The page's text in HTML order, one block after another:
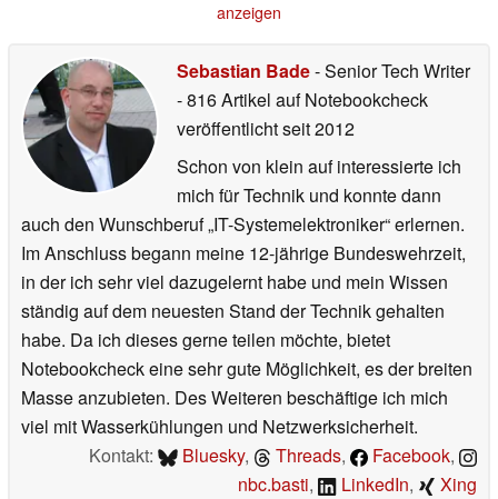
anzeigen
Sebastian Bade- Senior Tech Writer
- 816 Artikel auf Notebookcheck
veröffentlichtseit 2012
Schon von klein auf interessierte ich
mich für Technik und konnte dann
auch den Wunschberuf „IT-Systemelektroniker“ erlernen.
Im Anschluss begann meine 12-jährige Bundeswehrzeit,
in der ich sehr viel dazugelernt habe und mein Wissen
ständig auf dem neuesten Stand der Technik gehalten
habe. Da ich dieses gerne teilen möchte, bietet
Notebookcheck eine sehr gute Möglichkeit, es der breiten
Masse anzubieten. Des Weiteren beschäftige ich mich
viel mit Wasserkühlungen und Netzwerksicherheit.
Kontakt:
Bluesky, Threads, Facebook,
nbc.basti, LinkedIn, Xing